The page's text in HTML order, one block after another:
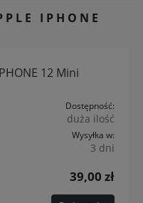
IPHONE
12 Mini
Dostępność:
duża ilość
Wysyłka w:
3 dni
39,00 zł